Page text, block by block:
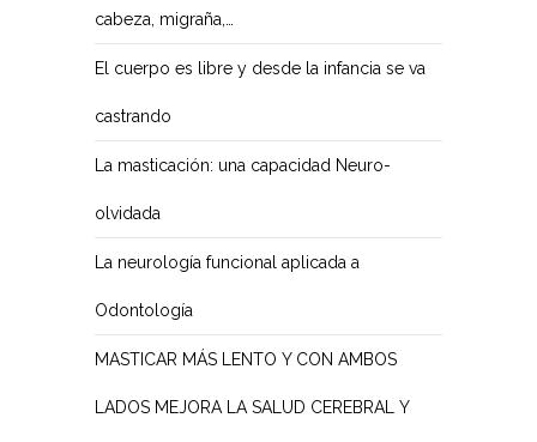
cabeza, migraña,…
El cuerpo es libre y desde la infancia se va
castrando
La masticación: una capacidad Neuro-
olvidada
La neurología funcional aplicada a
Odontología
MASTICAR MÁS LENTO Y CON AMBOS
LADOS MEJORA LA SALUD CEREBRAL Y